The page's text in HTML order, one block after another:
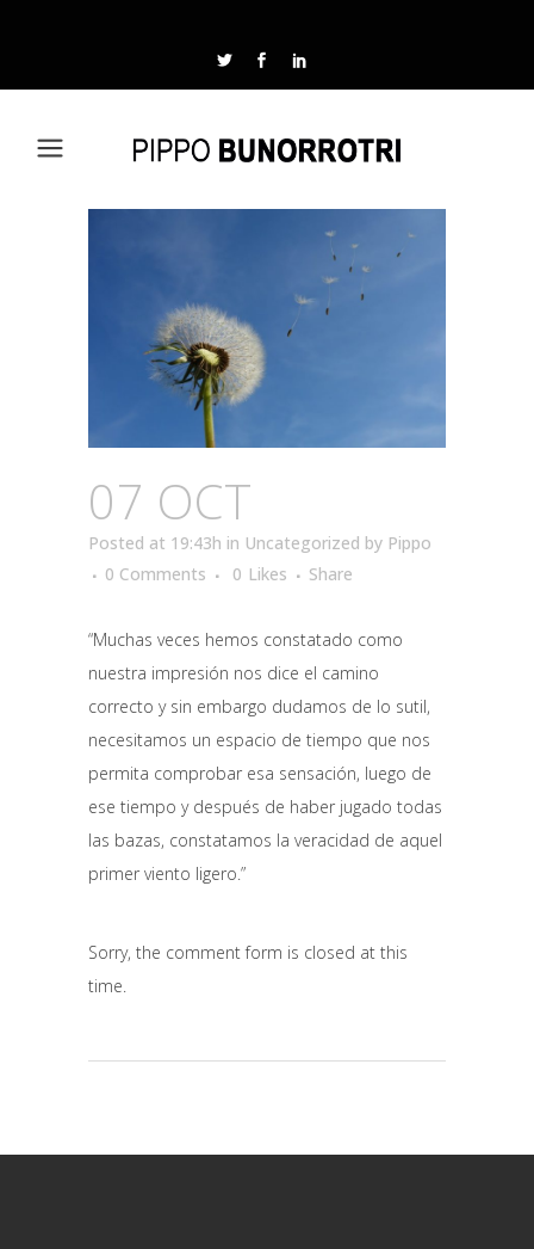
07 OCT
Posted at 19:43h in Uncategorized by Pippo
0 Comments
0 Likes Share
“Muchas veces hemos constatado como
nuestra impresión nos dice el camino
correcto y sin embargo dudamos de lo sutil,
necesitamos un espacio de tiempo que nos
permita comprobar esa sensación, luego de
ese tiempo y después de haber jugado todas
las bazas, constatamos la veracidad de aquel
primer viento ligero.”
Sorry, the comment form is closed at this
time.